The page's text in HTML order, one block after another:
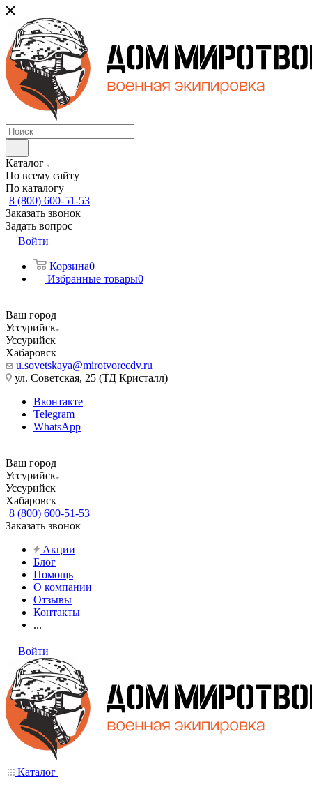
Каталог
По всему сайту
По каталогу
8 (800) 600-51-53
Заказать звонок
Задать вопрос
Войти
Корзина0
Избранные товары0
Ваш город
Уссурийск
Уссурийск
Хабаровск
u.sovetskaya@mirotvorecdv.ru
ул. Советская, 25 (ТД Кристалл)
Вконтакте
Telegram
WhatsApp
Ваш город
Уссурийск
Уссурийск
Хабаровск
8 (800) 600-51-53
Заказать звонок
Акции
Блог
Помощь
О компании
Отзывы
Контакты
...
Войти
Каталог